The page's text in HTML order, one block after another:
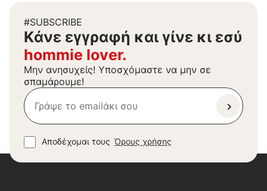
#SUBSCRIBE
Kάνε εγγραφή και γίνε κι εσύ
hommie lover.
Μην ανησυχείς! Υποσχόμαστε να μην σε
σπαμάρουμε!
Αποδέχομαι τους Όρους χρήσης